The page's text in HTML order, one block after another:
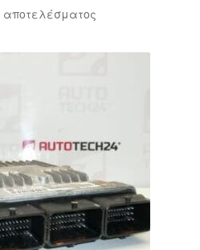
αποτελέσματος